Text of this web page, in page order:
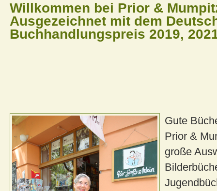
Willkommen bei Prior &
Ausgezeichnet mit dem
Buchhandlungspreis 2019,
Gute
Prior &
große